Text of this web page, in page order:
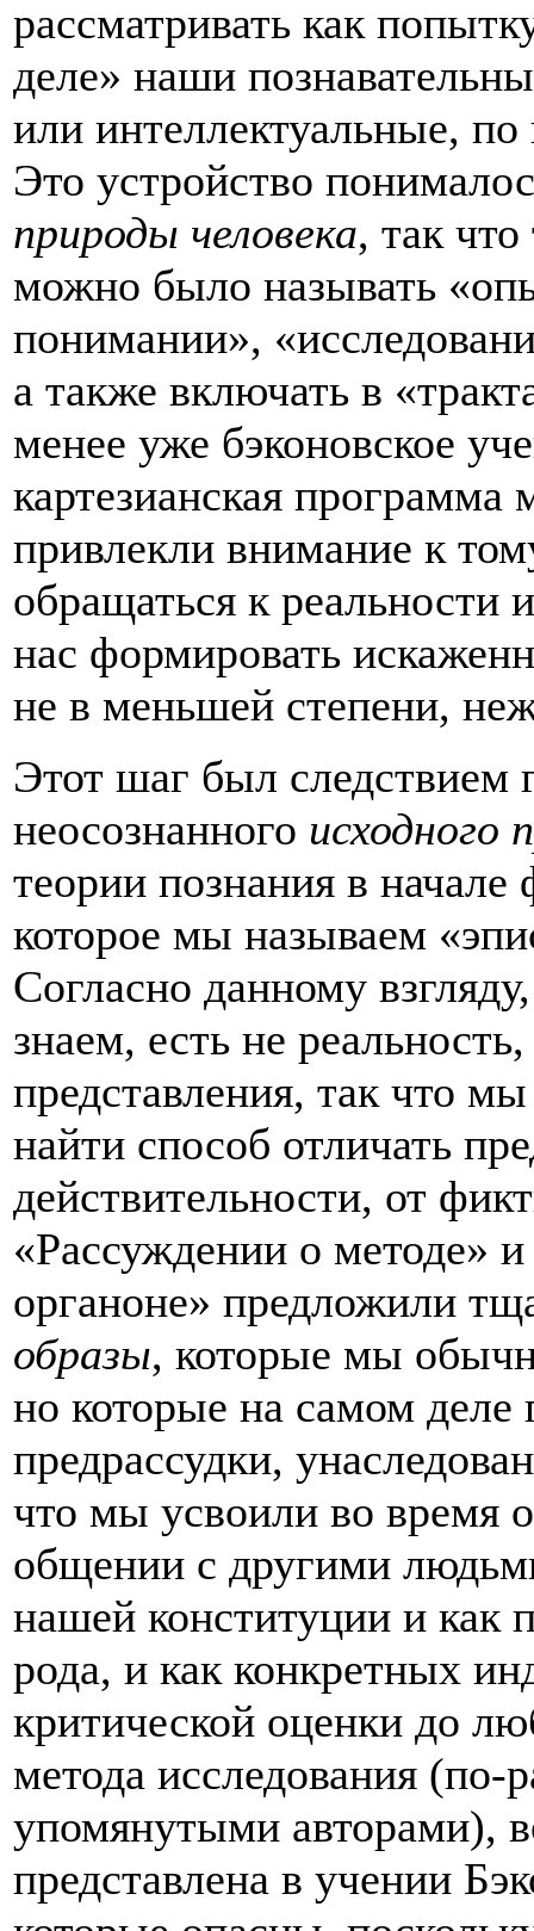
рассматривать как
деле» наши
или интеллектуальные,
Это устройство
природы человека, так
можно было называть
понимании»,
а также включать в
менее уже бэконовское
картезианская программа
привлекли внимание к
обращаться к
нас формировать
не в меньшей степени,
Этот шаг был следствием
неосознанного исходного
теории познания в
которое мы называем
Согласно данному
знаем, есть не
представления, так что
найти способ отличать
действительности, от
«Рассуждении о методе»
органоне» предложили
образы, которые мы
но которые на самом деле
предрассудки,
что мы усвоили во время
общении с другими
нашей конституции и как
рода, и как конкретных
критической оценки до
метода исследования (по-
упомянутыми авторами),
представлена в учении